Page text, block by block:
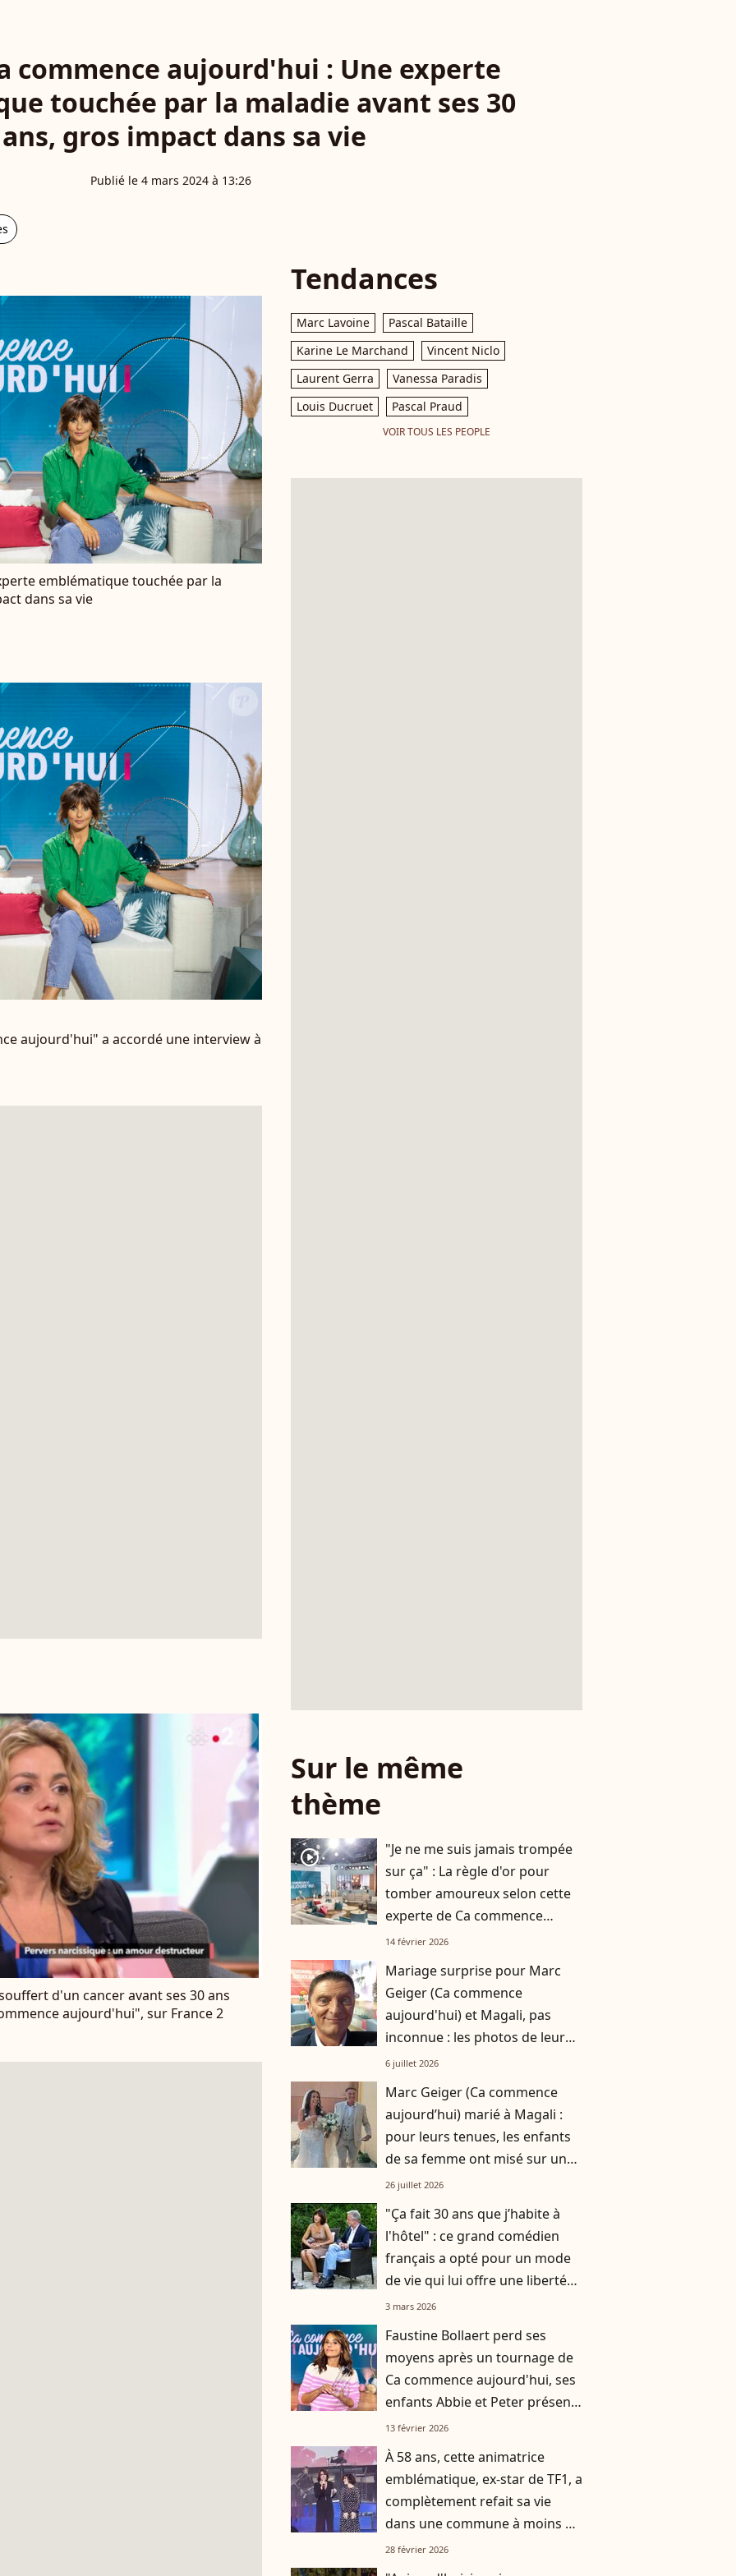
commence aujourd'hui : Une experte
touchée par la maladie avant ses 30
ans, gros impact dans sa vie
Publié le 4 mars 2024 à 13:26
emblématique touchée par la
dans sa vie
aujourd'hui" a accordé une interview à
d'un cancer avant ses 30 ans
aujourd'hui", sur France 2
Tendances
Marc Lavoine
Pascal Bataille
Karine Le Marchand
Vincent Niclo
Laurent Gerra
Vanessa Paradis
Louis Ducruet
Pascal Praud
VOIR TOUS LES PEOPLE
Sur le même
thème
player2
"Je ne me suis jamais trompée
sur ça" : La règle d'or pour
tomber amoureux selon cette
experte de Ca commence
aujourd'hui
14 février 2026
Mariage surprise pour Marc
Geiger (Ca commence
aujourd'hui) et Magali, pas
inconnue : les photos de leur
union partagées
6 juillet 2026
Marc Geiger (Ca commence
aujourd’hui) marié à Magali :
pour leurs tenues, les enfants
de sa femme ont misé sur une
couleur qui n’a pas toujours été
26 juillet 2026
"Ça fait 30 ans que j’habite à
l'hôtel" : ce grand comédien
français a opté pour un mode
de vie qui lui offre une liberté
totale
3 mars 2026
Faustine Bollaert perd ses
moyens après un tournage de
Ca commence aujourd'hui, ses
enfants Abbie et Peter présents
pour elle
13 février 2026
À 58 ans, cette animatrice
emblématique, ex-star de TF1, a
complètement refait sa vie
dans une commune à moins de
deux heures d’avion de Paris
28 février 2026